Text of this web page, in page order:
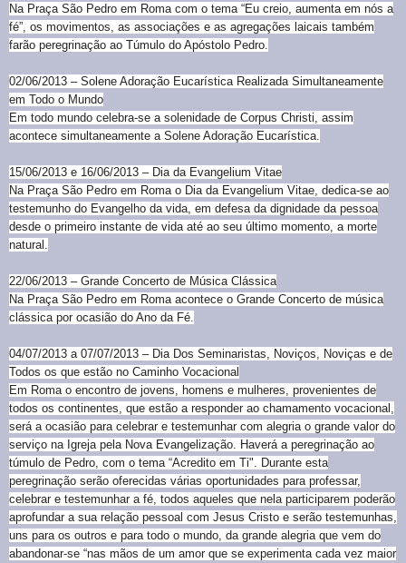
Na Praça São Pedro em Roma com o tema “Eu creio, aumenta em nós a
fé”, os movimentos, as associações e as agregações laicais também
farão peregrinação ao Túmulo do Apóstolo Pedro.
02/06/2013 – Solene Adoração Eucarística Realizada Simultaneamente
em Todo o Mundo
Em todo mundo celebra-se a solenidade de Corpus Christi, assim
acontece simultaneamente a Solene Adoração Eucarística.
15/06/2013 e 16/06/2013 – Dia da Evangelium Vitae
Na Praça São Pedro em Roma o Dia da Evangelium Vitae, dedica-se ao
testemunho do Evangelho da vida, em defesa da dignidade da pessoa
desde o primeiro instante de vida até ao seu último momento, a morte
natural.
22/06/2013 – Grande Concerto de Música Clássica
Na Praça São Pedro em Roma acontece o Grande Concerto de música
clássica por ocasião do Ano da Fé.
04/07/2013 a 07/07/2013 – Dia Dos Seminaristas, Noviços, Noviças e de
Todos os que estão no Caminho Vocacional
Em Roma o encontro de jovens, homens e mulheres, provenientes de
todos os continentes, que estão a responder ao chamamento vocacional,
será a ocasião para celebrar e testemunhar com alegria o grande valor do
serviço na Igreja pela Nova Evangelização. Haverá a peregrinação ao
túmulo de Pedro, com o tema “Acredito em Ti". Durante esta
peregrinação serão oferecidas várias oportunidades para professar,
celebrar e testemunhar a fé, todos aqueles que nela participarem poderão
aprofundar a sua relação pessoal com Jesus Cristo e serão testemunhas,
uns para os outros e para todo o mundo, da grande alegria que vem do
abandonar-se “nas mãos de um amor que se experimenta cada vez maior